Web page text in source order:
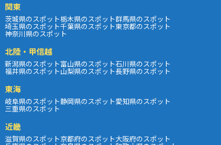
関東
茨城県のスポット栃木県のスポット群馬県のスポット
埼玉県のスポット千葉県のスポット東京都のスポット
神奈川県のスポット
北陸・甲信越
新潟県のスポット富山県のスポット石川県のスポット
福井県のスポット山梨県のスポット長野県のスポット
東海
岐阜県のスポット静岡県のスポット愛知県のスポット
三重県のスポット
近畿
滋賀県のスポット京都府のスポット大阪府のスポット